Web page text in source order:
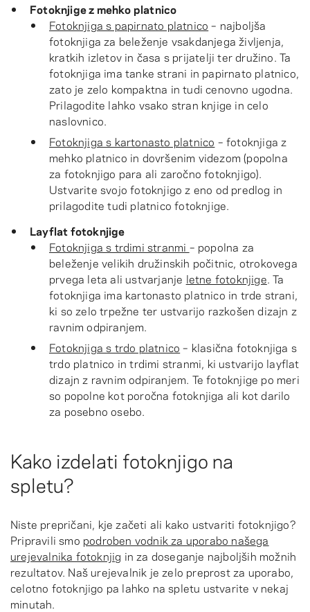
Fotoknjige z mehko platnico
Fotoknjiga s papirnato platnico – najboljša
fotoknjiga za beleženje vsakdanjega življenja,
kratkih izletov in časa s prijatelji ter družino. Ta
fotoknjiga ima tanke strani in papirnato platnico,
zato je zelo kompaktna in tudi cenovno ugodna.
Prilagodite lahko vsako stran knjige in celo
naslovnico.
Fotoknjiga s kartonasto platnico – fotoknjiga z
mehko platnico in dovršenim videzom (popolna
za fotoknjigo para ali zaročno fotoknjigo).
Ustvarite svojo fotoknjigo z eno od predlog in
prilagodite tudi platnico fotoknjige.
Layflat fotoknjige
Fotoknjiga s trdimi stranmi – popolna za
beleženje velikih družinskih počitnic, otrokovega
prvega leta ali ustvarjanje letne fotoknjige. Ta
fotoknjiga ima kartonasto platnico in trde strani,
ki so zelo trpežne ter ustvarijo razkošen dizajn z
ravnim odpiranjem.
Fotoknjiga s trdo platnico – klasična fotoknjiga s
trdo platnico in trdimi stranmi, ki ustvarijo layflat
dizajn z ravnim odpiranjem. Te fotoknjige po meri
so popolne kot poročna fotoknjiga ali kot darilo
za posebno osebo.
Kako izdelati fotoknjigo na
spletu?
Niste prepričani, kje začeti ali kako ustvariti fotoknjigo?
Pripravili smo podroben vodnik za uporabo našega
urejevalnika fotoknjig in za doseganje najboljših možnih
rezultatov. Naš urejevalnik je zelo preprost za uporabo,
celotno fotoknjigo pa lahko na spletu ustvarite v nekaj
minutah.